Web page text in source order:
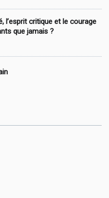
l’esprit critique et le courage
que jamais ?